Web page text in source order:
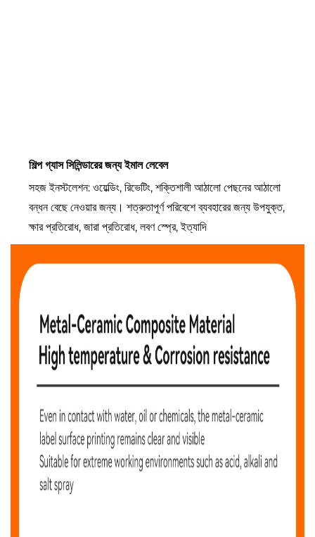
শিল্প গ্যাস সিলিন্ডারের জন্য ইমাল লেবেল
সহজ ইনস্টলেশন: ওয়েল্ডিং, রিভেটিং, শক্তিশালী আঠালো পেছনের আঠালো
বন্ধন বেছে নেওয়ার জন্য। শত্রুতাপূর্ণ পরিবেশে ব্যবহারের জন্য উপযুক্ত,
ক্ষার প্রতিরোধ, জারা প্রতিরোধ, লবণ স্প্রে, ইত্যাদি